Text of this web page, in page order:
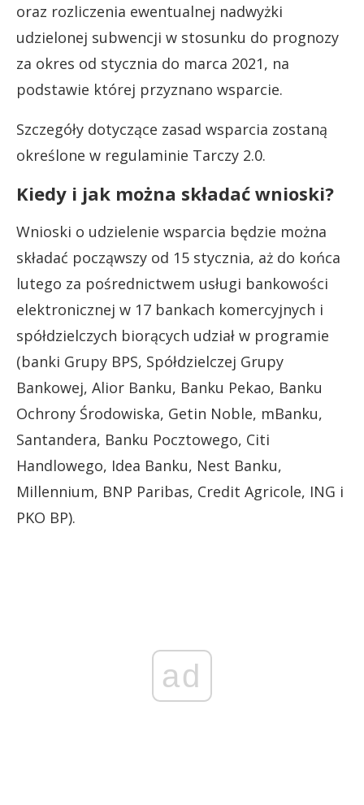
oraz rozliczenia ewentualnej nadwyżki
udzielonej subwencji w stosunku do prognozy
za okres od stycznia do marca 2021, na
podstawie której przyznano wsparcie.
Szczegóły dotyczące zasad wsparcia zostaną
określone w regulaminie Tarczy 2.0.
Kiedy i jak można składać wnioski?
Wnioski o udzielenie wsparcia będzie można
składać począwszy od 15 stycznia, aż do końca
lutego za pośrednictwem usługi bankowości
elektronicznej w 17 bankach komercyjnych i
spółdzielczych biorących udział w programie
(banki Grupy BPS, Spółdzielczej Grupy
Bankowej, Alior Banku, Banku Pekao, Banku
Ochrony Środowiska, Getin Noble, mBanku,
Santandera, Banku Pocztowego, Citi
Handlowego, Idea Banku, Nest Banku,
Millennium, BNP Paribas, Credit Agricole, ING i
PKO BP).
ad